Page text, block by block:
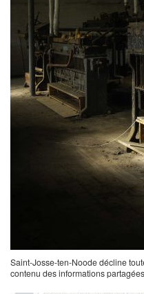
Saint-Josse-ten-Noode décline
contenu des informations